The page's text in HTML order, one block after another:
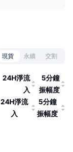
現貨 永續 交割
24H淨流
入
5分鐘
振幅度
24H淨流
入
5分鐘
振幅度